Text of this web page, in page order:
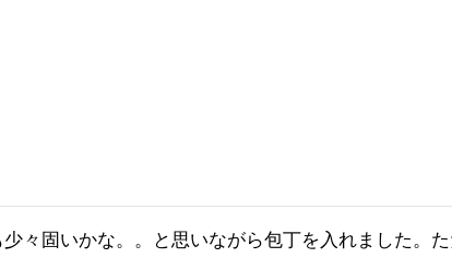
々固いかな。。と思いながら包丁を入れました。